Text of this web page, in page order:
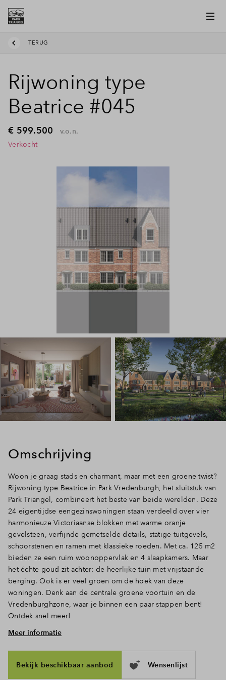
TERUG
Rijwoning type
Beatrice #045
€ 599.500
v.o.n.
Verkocht
Omschrijving
Woon je graag stads en charmant, maar met een groene twist?
Rijwoning type Beatrice in Park Vredenburgh, het sluitstuk van
Park Triangel, combineert het beste van beide werelden. Deze
24 eigentijdse eengezinswoningen staan verdeeld over vier
harmonieuze Victoriaanse blokken met warme oranje
gevelsteen, verfijnde gemetselde details, statige tuitgevels,
schoorstenen en ramen met klassieke roeden. Met ca. 125 m2
bieden ze een ruim woonoppervlak en 4 slaapkamers. Maar
het échte goud zit achter: de heerlijke tuin met vrijstaande
berging. Ook is er veel groen om de hoek van deze
woningen. Denk aan de centrale groene voortuin en de
Vredenburghzone, waar je binnen een paar stappen bent!
Ontdek snel meer!
Ruimte, licht en openslaande deuren naar de tuin
toilet en trapopgang loop je door naar het woongedeelte,
waar het daglicht door de hoge ramen en deuren rijkelijk
Meer informatie
Bekijk beschikbaar aanbod Wensenlijst